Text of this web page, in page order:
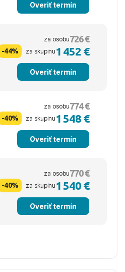
Overiť termín
za osobu726 €
-44% za skupinu 1 452 €
Overiť termín
za osobu774 €
-40% za skupinu 1 548 €
Overiť termín
za osobu770 €
-40% za skupinu 1 540 €
Overiť termín